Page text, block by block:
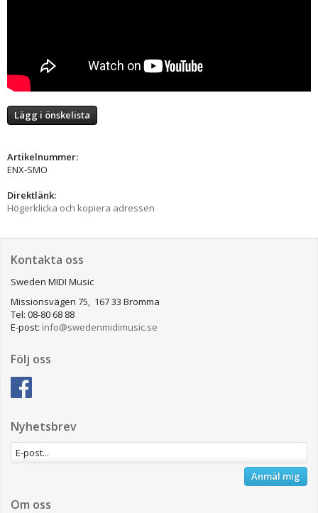
Lägg i önskelista
Artikelnummer:
ENX-SMO
Direktlänk:
Högerklicka och kopiera adressen
Kontakta oss
Sweden MIDI Music
Missionsvägen 75, 167 33 Bromma
Tel: 08-80 68 88
E-post: info@swedenmidimusic.se
Följ oss
Nyhetsbrev
Anmäl mig
Om oss